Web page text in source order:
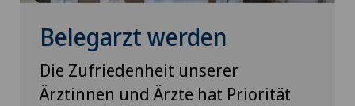
Interventionelle Radiologie
Kalkschulter
Belegarzt werden
Die Zufriedenheit unserer
Ärztinnen und Ärzte hat Priorität